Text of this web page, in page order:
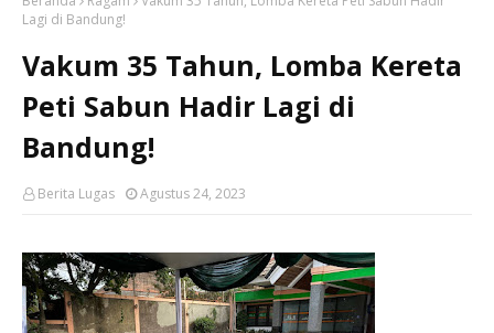
Lagi di Bandung!
Vakum 35 Tahun, Lomba Kereta
Peti Sabun Hadir Lagi di
Bandung!
Berita Lugas Agustus 24, 2023